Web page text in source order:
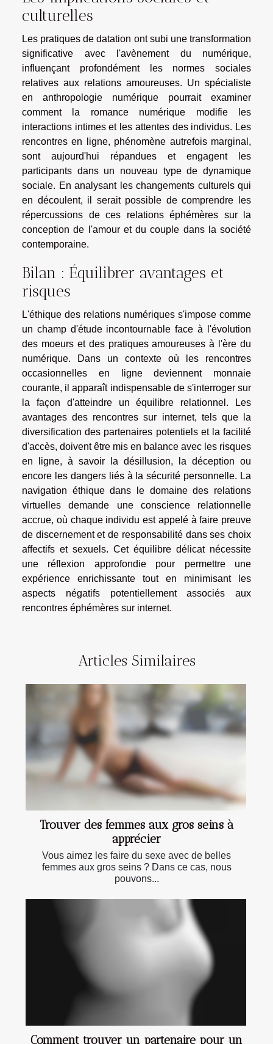
culturelles
Les pratiques de datation ont subi une transformation
significative avec l'avènement du numérique,
influençant profondément les normes sociales
relatives aux relations amoureuses. Un spécialiste
en anthropologie numérique pourrait examiner
comment la romance numérique modifie les
interactions intimes et les attentes des individus. Les
rencontres en ligne, phénomène autrefois marginal,
sont aujourd'hui répandues et engagent les
participants dans un nouveau type de dynamique
sociale. En analysant les changements culturels qui
en découlent, il serait possible de comprendre les
répercussions de ces relations éphémères sur la
conception de l'amour et du couple dans la société
contemporaine.
Bilan : Équilibrer avantages et
risques
L'éthique des relations numériques s'impose comme
un champ d'étude incontournable face à l'évolution
des moeurs et des pratiques amoureuses à l'ère du
numérique. Dans un contexte où les rencontres
occasionnelles en ligne deviennent monnaie
courante, il apparaît indispensable de s'interroger sur
la façon d'atteindre un équilibre relationnel. Les
avantages des rencontres sur internet, tels que la
diversification des partenaires potentiels et la facilité
d'accès, doivent être mis en balance avec les risques
en ligne, à savoir la désillusion, la déception ou
encore les dangers liés à la sécurité personnelle. La
navigation éthique dans le domaine des relations
virtuelles demande une conscience relationnelle
accrue, où chaque individu est appelé à faire preuve
de discernement et de responsabilité dans ses choix
affectifs et sexuels. Cet équilibre délicat nécessite
une réflexion approfondie pour permettre une
expérience enrichissante tout en minimisant les
aspects négatifs potentiellement associés aux
rencontres éphémères sur internet.
Articles Similaires
Trouver des femmes aux gros seins à
apprécier
Vous aimez les faire du sexe avec de belles
femmes aux gros seins ? Dans ce cas, nous
pouvons...
Comment trouver un partenaire pour un